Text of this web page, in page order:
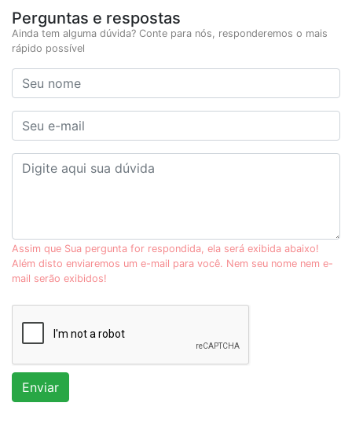
Perguntas e respostas
Ainda tem alguma dúvida? Conte para nós, responderemos o mais
rápido possível
Assim que Sua pergunta for respondida, ela será exibida abaixo!
Além disto enviaremos um e-mail para você. Nem seu nome nem e-
mail serão exibidos!
Enviar